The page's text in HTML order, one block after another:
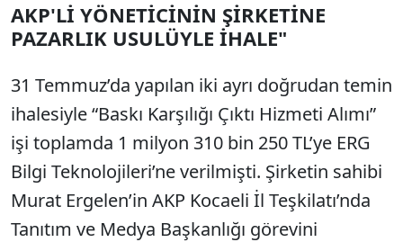
AKP'Lİ YÖNETİCİNİN ŞİRKETİNE
PAZARLIK USULÜYLE İHALE"
31 Temmuz’da yapılan iki ayrı doğrudan temin
ihalesiyle “Baskı Karşılığı Çıktı Hizmeti Alımı”
işi toplamda 1 milyon 310 bin 250 TL’ye ERG
Bilgi Teknolojileri’ne verilmişti. Şirketin sahibi
Murat Ergelen’in AKP Kocaeli İl Teşkilatı’nda
Tanıtım ve Medya Başkanlığı görevini